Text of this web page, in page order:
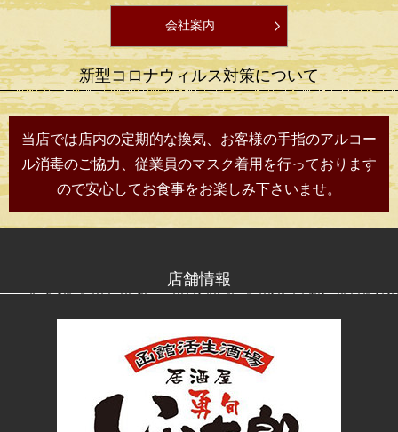
会社案内
新型コロナウィルス対策について
当店では店内の定期的な換気、お客様の手指のアルコー
ル消毒のご協力、従業員のマスク着用を行っております
ので安心してお食事をお楽しみ下さいませ。
店舗情報